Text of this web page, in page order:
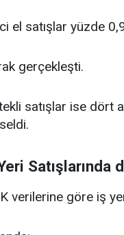
el satışlar yüzde
gerçekleşti.
satışlar ise dört
Satışlarında
verilerine göre iş